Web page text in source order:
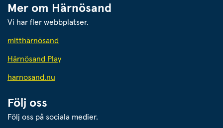
Mer om Härnösand
Vi har fler webbplatser.
mitthärnösand
Härnösand Play
harnosand.nu
Följ oss
Följ oss på sociala medier.